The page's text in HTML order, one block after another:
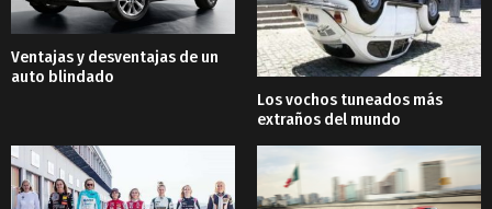
Ventajas y desventajas de un
auto blindado
Los vochos tuneados más
extraños del mundo